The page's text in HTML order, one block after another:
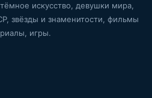
искусство, девушки мира,
звёзды и знаменитости, фильмы
игры.